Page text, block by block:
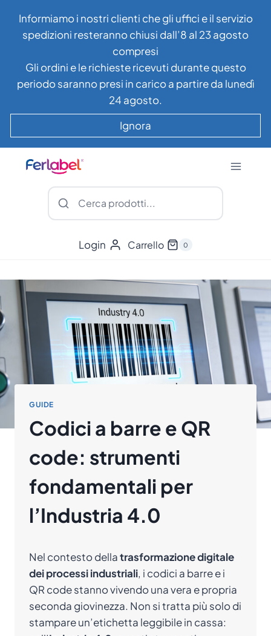
contenuto
Informiamo i nostri clienti che gli uffici e il servizio
spedizioni resteranno chiusi dall’8 al 23 agosto
compresi
Gli ordini e le richieste ricevuti durante questo
periodo saranno presi in carico a partire da lunedì
24 agosto.
Ignora
Login Carrello 0
GUIDE
Codici a barre e QR
code: strumenti
fondamentali per
l’Industria 4.0
Nel contesto dellatrasformazione digitale
dei processi industriali, i codici a barre e i
QR code stanno vivendo una vera e propria
seconda giovinezza. Non si tratta più solo di
stampare un’etichetta leggibile in cassa: